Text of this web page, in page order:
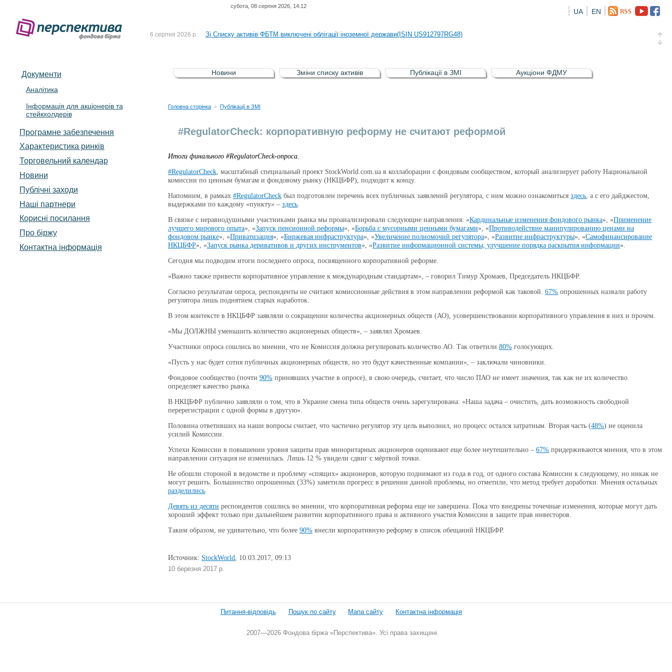
субота, 08 серпня 2026, 14:12
EN
UA
До Списку активів регульованого фондового ринку (РФР) включена Корпоративна облігація відсоткова електронна іменна (ISIN UA5000016726)
6 серпня 2026 р. Зі Списку активів ФБТМ виключені облігації іноземної держави(ISIN US912797RG48)
5 серпня 2026 р. Зі списку активів РФР виключені Облігація внутрішніх державних позик України (ISIN UA4000232607)
4 серпня 2026 р. До Списку активів регульованого фондового ринку (РФР) включена Корпоративна облігація відсоткова електронна іменна (ISIN UA5000016726)
Документи
Аналітика
Інформація для акціонерів та
стейкхолдерів
Програмне забезпечення
Характеристика pинків
Торговельний календар
Новини
Публічні заходи
Наші партнери
Корисні посилання
Про біржу
Контактна інформація
Новини Зміни списку активів Публікації в ЗМІ Аукціони ФДМУ
Головна сторінка > Публікації в ЗМІ
#RegulatorCheck: корпоративную реформу не считают реформой
Итоги финального #RegulatorCheck-опроса.
#RegulatorCheck , масштабный специальный проект StockWorld.com.ua в коллаборации с фондовым сообществом, который анализирует работу Национальной
комиссии по ценным бумагам и фондовому рынку (НКЦБФР), подходит к концу.
Напомним, в рамках #RegulatorCheck был подготовлен перечень всех публичных заявлений регулятора, с ним можно ознакомиться здесь , а с его дайджестом,
выдержками по каждому «пункту» – здесь
В связке с неравнодушными участниками рынка мы проанализировали следующие направления: «Кардинальные изменения фондового рынка», «Применение
лучшего мирового опыта», «Запуск пенсионной реформы», «Борьба с мусорными ценными бумагами», «Противодействие манипулированию ценами на
фондовом рынке», «Приватизация», «Биржевая инфраструктура», «Увеличение полномочий регулятора», «Развитие инфраструктуры», «Самофинансирование
НКЦБФР», «Запуск рынка деривативов и других инструментов», «Развитие информационной системы, улучшение порядка раскрытия информации».
Сегодня мы подводим итоги последнего опроса, посвященного корпоративной реформе.
«Важно также привести корпоративное управление к международным стандартам», – говорил Тимур Хромаев, Председатель НКЦБФР.
Согласно результатам опроса, респонденты не считают комиссионные действия в этом направлении реформой как таковой. 67% опрошенных назвали работу
регулятора лишь поднятием старых наработок.
В этом контексте в НКЦБФР заявляли о сокращении количества акционерных обществ (АО), усовершенствовании корпоративного управления в них и прочем.
«Мы ДОЛЖНЫ уменьшить количество акционерных обществ», – заявлял Хромаев.
Участники опроса сошлись во мнении, что не Комиссия должна регулировать количество АО. Так ответили 80% голосующих.
«Пусть у нас будет сотня публичных акционерных обществ, но это будут качественные компании», – заключали чиновники.
Фондовое сообщество (почти 90% принявших участие в опросе), в свою очередь, считает, что число ПАО не имеет значения, так как не их количество
определяет качество рынка.
В НКЦБФР публично заявляли о том, что в Украине смена типа обществ очень зарегулирована: «Наша задача – очистить, дать возможность свободной
перерегистрации с одной формы в другую».
Половина ответивших на наши вопросы считает, что частично регулятор эту цель выполнил, но процесс остался затратным. Вторая часть (48%) не оценила
усилий Комиссии.
Успехи Комиссии в повышении уровня защиты прав миноритарных акционеров оценивают еще более неутешительно – 67% придерживаются мнения, что в этом
направлении ситуация не изменилась. Лишь 12 % увидели сдвиг с мёртвой точки.
Не обошли стороной в ведомстве и проблему «спящих» акционеров, которую поднимают из года в год, от одного состава Комиссии к следующему, но никак не
могут решить. Большинство опрошенных (33%) заметили прогресс в решении данной проблемы, но отметили, что метод требует доработки. Мнения остальных
разделились
Девять из десяти респондентов сошлись во мнении, что корпоративная реформа еще не завершена. Пока что внедрены точечные изменения, которые могут дать
хороший эффект только при дальнейшем развитии корпоративного права и активного участия Комиссии в защите прав инвесторов.
Таким образом, не удивительно, что более 90% внесли корпоративную реформу в список обещаний НКЦБФР.
Источник: StockWorld , 10.03.2017, 09:13
10 березня 2017 р.
Питання-відповідь Пошук по сайту Мапа сайту Контактна інформація
2007—2026 Фондова біржа «Перспектива». Усі права захищені.